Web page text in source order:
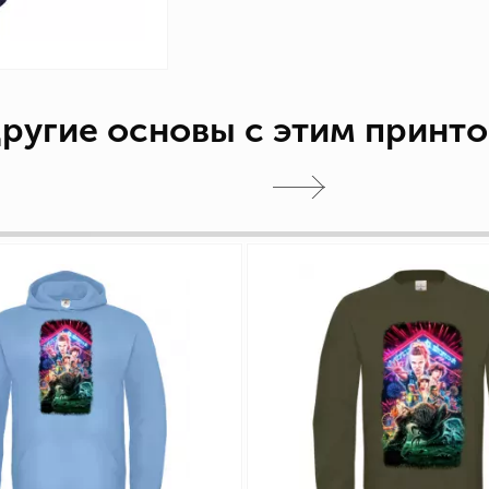
основы с этим